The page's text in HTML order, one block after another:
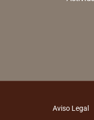
Aviso Legal